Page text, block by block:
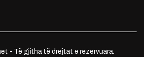
- Të gjitha të drejtat e rezervuara.